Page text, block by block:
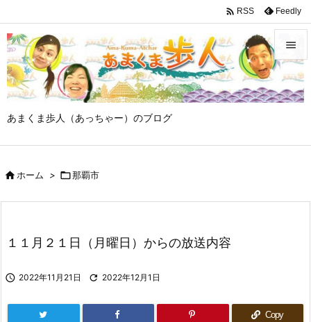
あまくま歩人（あっちゃー）のブログ


メニュ

 RSS Feedly
ホーム > 那覇市
１１月２１日（月曜日）からの放送内容
 2022年11月21日  2022年12月1日
Copy